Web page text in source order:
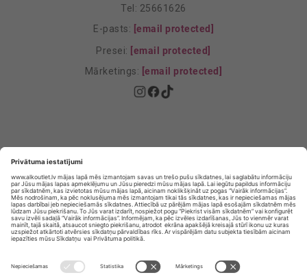
Tel: 25661626
E-pasts: [email protected]
Presei: [email protected]
Mārketings: [email protected]
Privātuma Iestatījumi
E-veikala lietošanas noteikumi